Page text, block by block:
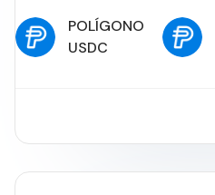
POLÍGONO
USDC